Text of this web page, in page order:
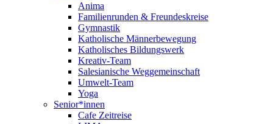
Anima
Familienrunden & Freundeskreise
Gymnastik
Katholische Männerbewegung
Katholisches Bildungswerk
Kreativ-Team
Salesianische Weggemeinschaft
Umwelt-Team
Yoga
Senior*innen
Cafe Zeitreise